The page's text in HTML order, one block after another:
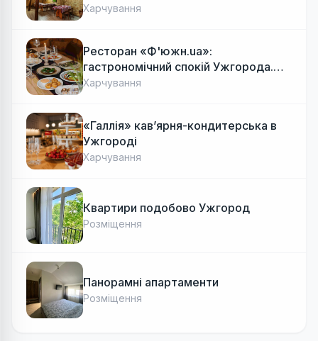
Харчування
Ресторан «Ф'южн.ua»:
гастрономічний спокій Ужгорода.
Авторська локальна кухня, затишок
Харчування
«Галлія» кав’ярня-кондитерська в
Ужгороді
Харчування
Квартири подобово Ужгород
Розміщення
Панорамні апартаменти
Розміщення